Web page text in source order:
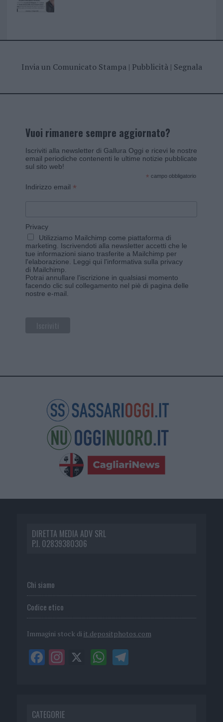
Invia un Comunicato Stampa| Pubblicità| Segnala
Vuoi rimanere sempre aggiornato?
Iscriviti alla newsletter di Gallura Oggi e ricevi le nostre
email periodiche contenenti le ultime notizie pubblicate
sul sito web!
* campo obbligatorio
Indirizzo email *
Privacy
Utilizziamo Mailchimp come piattaforma di
marketing. Iscrivendoti alla newsletter accetti che le
tue informazioni siano trasferite a Mailchimp per
l'elaborazione. Leggi qui l'informativa sulla privacy
di Mailchimp
Potrai annullare l'iscrizione in qualsiasi momento
facendo clic sul collegamento nel piè di pagina delle
nostre e-mail.
DIRETTA MEDIA ADV SRL
P.I. 02839380306
Chi siamo
Codice etico
Immagini stock di it.depositphotos.com
CATEGORIE